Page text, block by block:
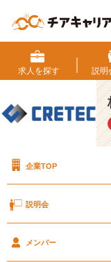
求人を探す 説明
企業TOP
説明会
メンバー